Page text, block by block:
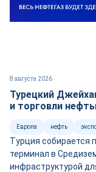
8 августа 2026
Турецкий
и торговли
Европа нефть
Турция собирается
терминал в
инфраструктурой